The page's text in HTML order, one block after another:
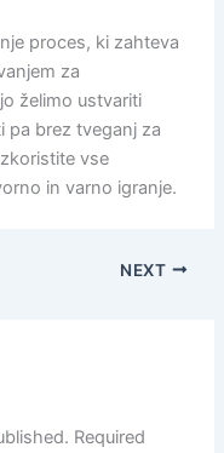
proces, ki zahteva
za
želimo ustvariti
pa brez tveganj za
vse
in varno igranje.
NEXT
Required